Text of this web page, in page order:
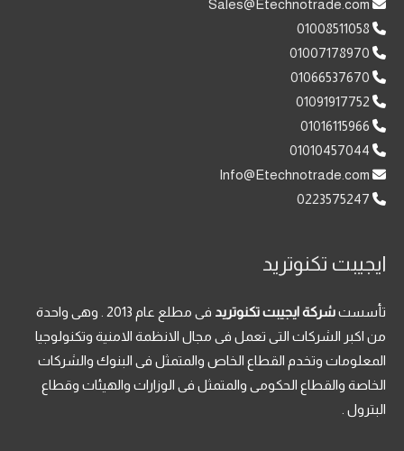
01008511058
01007178970
01066537670
01091917752
01016115966
01010457044
0223575247
ايجيبت تكنوتريد
تأسستشركة ايجيبت تكنوتريد
فى مطلع عام 2013 . وهى واحدة
من اكبر الشركات التى تعمل فى مجال الانظمة الامنية وتكنولوجيا
المعلومات وتخدم القطاع الخاص والمتمثل فى البنوك والشركات
الخاصة والقطاع الحكومى والمتمثل فى الوزارات والهيئات وقطاع
البترول .